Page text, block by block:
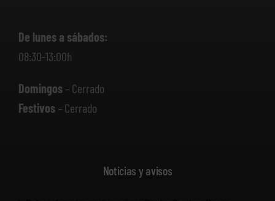
De lunes a sábados:
08:30-13:00h
Domingos– Cerrado
Festivos– Cerrado
Noticias y avisos